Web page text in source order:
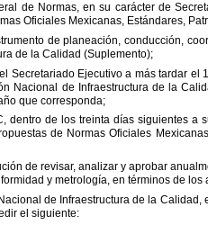
de Normas, en su carácter de
Oficiales Mexicanas, Estándares,
de planeación, conducción,
de la Calidad (Suplemento);
el Secretariado Ejecutivo a más tardar el
Nacional de Infraestructura de la
que corresponda;
dentro de los treinta días siguientes a
de Normas Oficiales Mexicanas
de revisar, analizar y aprobar
y metrología, en términos de los
de Infraestructura de la Calidad,
el siguiente: